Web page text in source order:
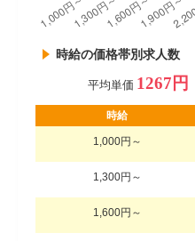
時給の価格帯別求人数
平均単価 1267円
時給
1,000円～
1,300円～
1,600円～